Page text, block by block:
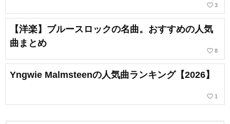
favorite_border 3
【洋楽】ブルースロックの名曲。おすすめの人気
曲まとめ
favorite_border 8
Yngwie Malmsteenの人気曲ランキング【2026】
favorite_border 1